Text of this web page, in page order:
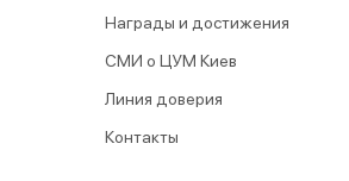
Награды и достижения
СМИ о ЦУМ Киев
Линия доверия
Контакты